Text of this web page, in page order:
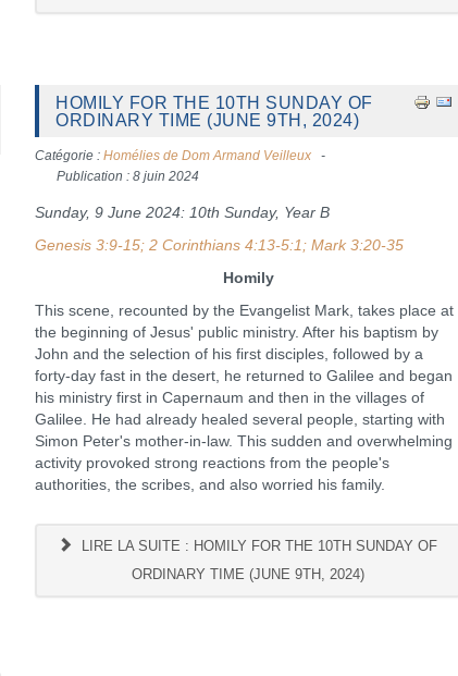
HOMILY FOR THE 10TH SUNDAY OF
ORDINARY TIME (JUNE 9TH, 2024)
Catégorie :Homélies de Dom Armand Veilleux
Publication : 8 juin 2024
Sunday, 9 June 2024: 10th Sunday, Year B
Genesis 3:9-15; 2 Corinthians 4:13-5:1; Mark 3:20-35
Homily
This scene, recounted by the Evangelist Mark, takes place at
the beginning of Jesus' public ministry. After his baptism by
John and the selection of his first disciples, followed by a
forty-day fast in the desert, he returned to Galilee and began
his ministry first in Capernaum and then in the villages of
Galilee. He had already healed several people, starting with
Simon Peter's mother-in-law. This sudden and overwhelming
activity provoked strong reactions from the people's
authorities, the scribes, and also worried his family.
LIRE LA SUITE : HOMILY FOR THE 10TH SUNDAY OF
ORDINARY TIME (JUNE 9TH, 2024)